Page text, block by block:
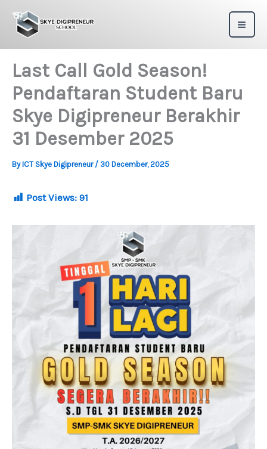
content
Last Call Gold Season!
Pendaftaran Student Baru
Skye Digipreneur Berakhir
31 Desember 2025
By ICT Skye Digipreneur / 30 December, 2025
Post Views: 91